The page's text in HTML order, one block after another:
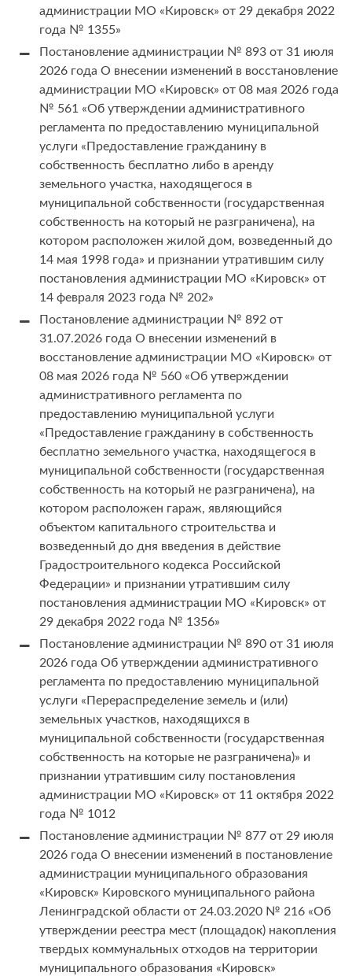
администрации МО «Кировск» от 29 декабря 2022
года № 1355»
Постановление администрации № 893 от 31 июля
2026 года О внесении изменений в восстановление
администрации МО «Кировск» от 08 мая 2026 года
№ 561 «Об утверждении административного
регламента по предоставлению муниципальной
услуги «Предоставление гражданину в
собственность бесплатно либо в аренду
земельного участка, находящегося в
муниципальной собственности (государственная
собственность на который не разграничена), на
котором расположен жилой дом, возведенный до
14 мая 1998 года» и признании утратившим силу
постановления администрации МО «Кировск» от
14 февраля 2023 года № 202»
Постановление администрации № 892 от
31.07.2026 года О внесении изменений в
восстановление администрации МО «Кировск» от
08 мая 2026 года № 560 «Об утверждении
административного регламента по
предоставлению муниципальной услуги
«Предоставление гражданину в собственность
бесплатно земельного участка, находящегося в
муниципальной собственности (государственная
собственность на который не разграничена), на
котором расположен гараж, являющийся
объектом капитального строительства и
возведенный до дня введения в действие
Градостроительного кодекса Российской
Федерации» и признании утратившим силу
постановления администрации МО «Кировск» от
29 декабря 2022 года № 1356»
Постановление администрации № 890 от 31 июля
2026 года Об утверждении административного
регламента по предоставлению муниципальной
услуги «Перераспределение земель и (или)
земельных участков, находящихся в
муниципальной собственности (государственная
собственность на которые не разграничена)» и
признании утратившим силу постановления
администрации МО «Кировск» от 11 октября 2022
года № 1012
Постановление администрации № 877 от 29 июля
2026 года О внесении изменений в постановление
администрации муниципального образования
«Кировск» Кировского муниципального района
Ленинградской области от 24.03.2020 № 216 «Об
утверждении реестра мест (площадок) накопления
твердых коммунальных отходов на территории
муниципального образования «Кировск»